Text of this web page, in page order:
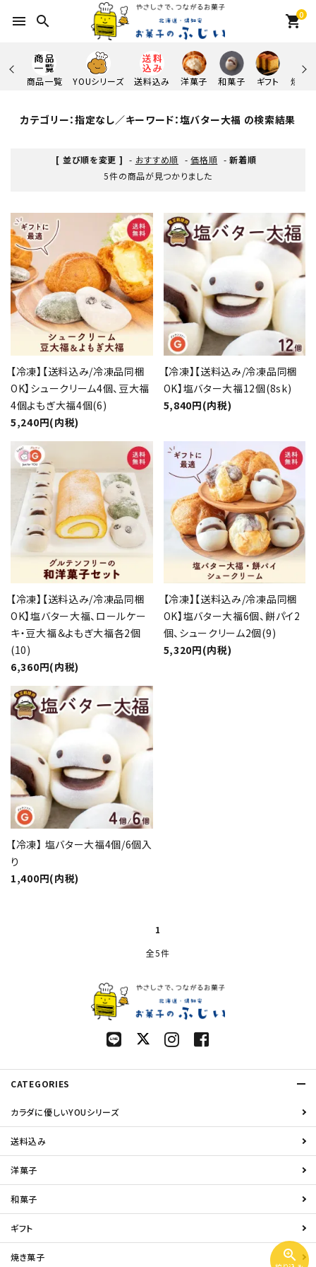
menu search 0
shopping_cart
商品一覧 YOUシリーズ 送料込み 洋菓子 和菓子 ギフト 焼き
カテゴリー：指定なし／キーワード：塩バター大福 の検索結果
[ 並び順を変更 ] - おすすめ順 -価格順 -新着順
5件の商品が見つかりました
【冷凍】【送料込み/冷凍品同梱
OK】シュークリーム4個、豆大福
4個よもぎ大福4個(6)
5,240円(内税)
【冷凍】【送料込み/冷凍品同梱
OK】塩バター大福12個(8sk)
5,840円(内税)
【冷凍】【送料込み/冷凍品同梱
OK】塩バター大福、ロールケー
キ・豆大福＆よもぎ大福各2個
(10)
6,360円(内税)
【冷凍】【送料込み/冷凍品同梱
OK】塩バター大福6個、餅パイ2
個、シュークリーム2個(9)
5,320円(内税)
【冷凍】 塩バター大福4個/6個入
り
1,400円(内税)
1
全5件
zoom_in
キーワード
カテゴリー
検索する
close
CATEGORIES
カラダに優しいYOUシリーズ
送料込み
洋菓子
和菓子
ギフト
焼き菓子